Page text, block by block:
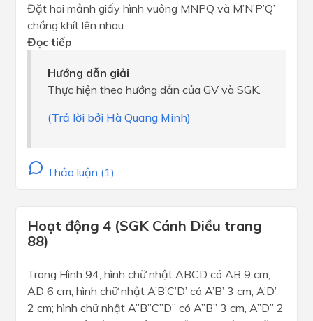
Đặt hai mảnh giấy hình vuông MNPQ và M’N’P’Q’
chồng khít lên nhau.
Đọc tiếp
Hướng dẫn giải
Thực hiện theo hướng dẫn của GV và SGK.
(Trả lời bởi Hà Quang Minh)
Thảo luận (1)
Hoạt động 4 (SGK Cánh Diều trang
88)
Trong Hình 94, hình chữ nhật ABCD có AB 9 cm,
AD 6 cm; hình chữ nhật A’B’C’D’ có A’B’ 3 cm, A’D’
2 cm; hình chữ nhật A’’B’’C’’D’’ có A’’B’’ 3 cm, A’’D’’ 2